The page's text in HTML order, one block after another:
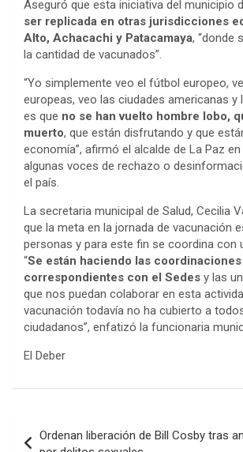
Aseguró que esta iniciativa del municipio
ser replicada en otras jurisdicciones
Alto, Achacachi y Patacamaya, “donde
la cantidad de vacunados”.
“Yo simplemente veo el fútbol europeo,
europeas, veo las ciudades americanas y
es que no se han vuelto hombre lobo,
muerto, que están disfrutando y que
economía”, afirmó el alcalde de La Paz
algunas voces de rechazo o
el país.
La secretaria municipal de Salud, Cecilia
que la meta en la jornada de vacunación
personas y para este fin se coordina con
“Se están haciendo las coordinaciones
correspondientes con el Sedes y las
que nos puedan colaborar en esta
vacunación todavía no ha cubierto a
ciudadanos”, enfatizó la funcionaria
El Deber
Ordenan liberación de Bill Cosby tras